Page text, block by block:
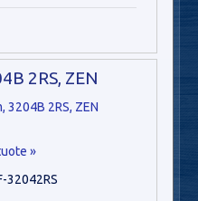
2RS, ZEN
»
32042RS